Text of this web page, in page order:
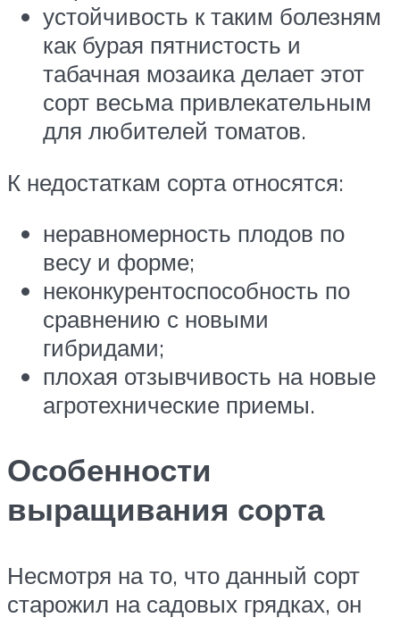
устойчивость к таким болезням
как бурая пятнистость и
табачная мозаика делает этот
сорт весьма привлекательным
для любителей томатов.
К недостаткам сорта относятся:
неравномерность плодов по
весу и форме;
неконкурентоспособность по
сравнению с новыми
гибридами;
плохая отзывчивость на новые
агротехнические приемы.
Особенности
выращивания сорта
Несмотря на то, что данный сорт
старожил на садовых грядках, он